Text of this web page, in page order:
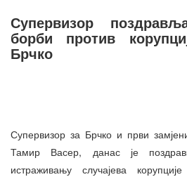
Супервизор
борби против
Брчко
Супервизор за Брчко и први
Тамир Васер, данас је
истраживању случајева